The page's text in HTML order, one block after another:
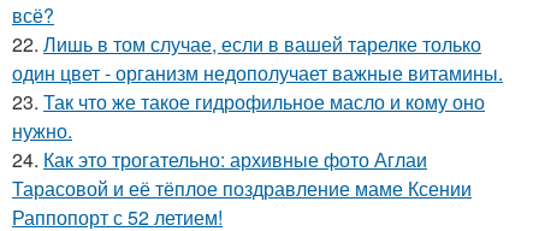
всё?
22. Лишь в том случае, если в вашей тарелке только
один цвет - организм недополучает важные витамины.
23. Так что же такое гидрофильное масло и кому оно
нужно.
24. Как это трогательно: архивные фото Аглаи
Тарасовой и её тёплое поздравление маме Ксении
Раппопорт с 52 летием!